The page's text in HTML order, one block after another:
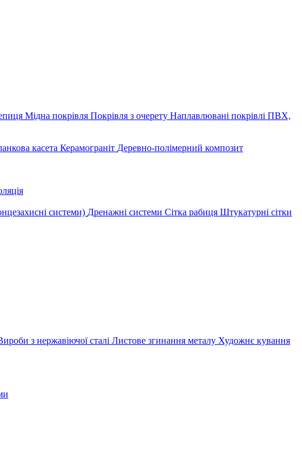
Мідна покрівля Покрівля з очерету Наплавлювані покрівлі ПВХ,
касета Керамограніт Деревно-полімерний композит
системи) Дренажні системи Сітка рабиця Штукатурні сітки
з нержавіючої сталі Листове згинання металу Художнє кування